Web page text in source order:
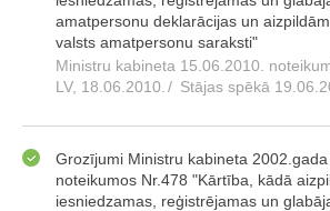
amatpersonu deklarācijas un
valsts amatpersonu saraksti"
Ministru kabineta 15.06.2010.
LV, 18.06.2010. / Stājas spēkā
Grozījumi Ministru kabineta
noteikumos Nr.478 "Kārtība, kādā
iesniedzamas, reģistrējamas un